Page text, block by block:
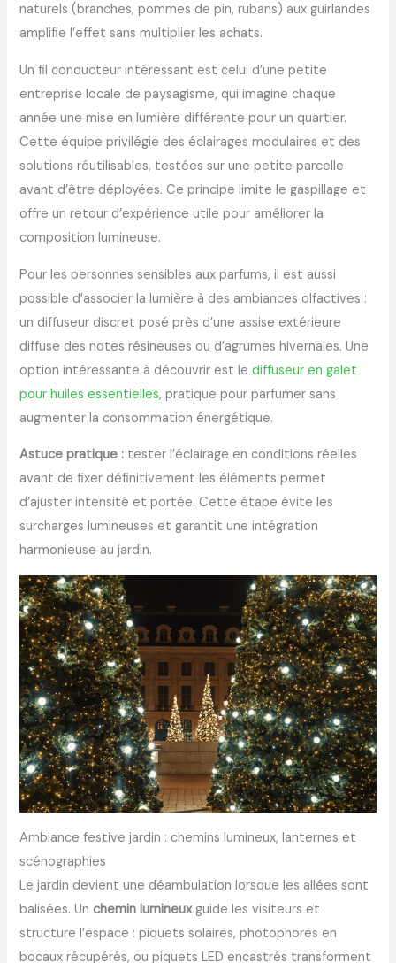
naturels (branches, pommes de pin, rubans) aux guirlandes
amplifie l’effet sans multiplier les achats.
Un fil conducteur intéressant est celui d’une petite
entreprise locale de paysagisme, qui imagine chaque
année une mise en lumière différente pour un quartier.
Cette équipe privilégie des éclairages modulaires et des
solutions réutilisables, testées sur une petite parcelle
avant d’être déployées. Ce principe limite le gaspillage et
offre un retour d’expérience utile pour améliorer la
composition lumineuse.
Pour les personnes sensibles aux parfums, il est aussi
possible d’associer la lumière à des ambiances olfactives :
un diffuseur discret posé près d’une assise extérieure
diffuse des notes résineuses ou d’agrumes hivernales. Une
option intéressante à découvrir est lediffuseur en galet
pour huiles essentielles, pratique pour parfumer sans
augmenter la consommation énergétique.
Astuce pratique : tester l’éclairage en conditions réelles
avant de fixer définitivement les éléments permet
d’ajuster intensité et portée. Cette étape évite les
surcharges lumineuses et garantit une intégration
harmonieuse au jardin.
Ambiance festive jardin : chemins lumineux, lanternes et
scénographies
Le jardin devient une déambulation lorsque les allées sont
balisées. Unchemin lumineuxguide les visiteurs et
structure l’espace : piquets solaires, photophores en
bocaux récupérés, ou piquets LED encastrés transforment